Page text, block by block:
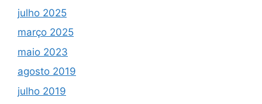
julho 2025
março 2025
maio 2023
agosto 2019
julho 2019